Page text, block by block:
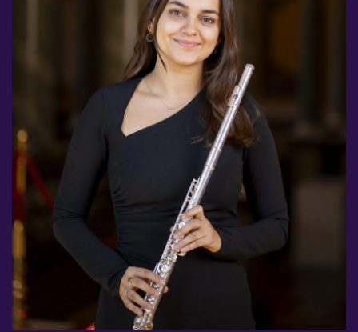
OM OS
GAVEKORT
CARL NIELSEN INTERNATIONAL COMPETITION
KONTAKT
LOGIN